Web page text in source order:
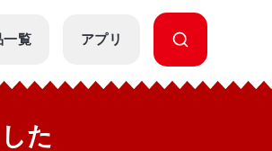
一覧 アプリ
た